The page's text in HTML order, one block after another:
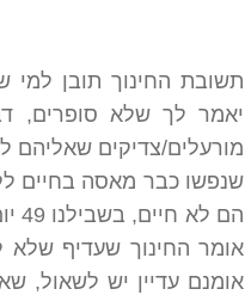
תשובת החינוך תובן למי
יאמר לך שלא סופרים,
מורעלים/צדיקים שאליהם
שנפשו כבר מאסה בחיים
אומר החינוך שעדיף שלא
אומנם עדיין יש לשאול,